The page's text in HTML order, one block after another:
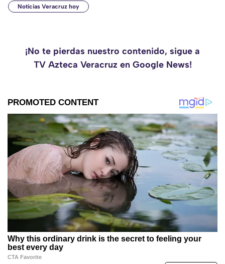
Noticias Veracruz hoy
¡No te pierdas nuestro contenido, sigue a
TV Azteca Veracruz en Google News!